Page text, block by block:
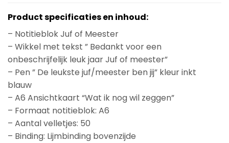
Product specificaties en inhoud:
– Notitieblok Juf of Meester
– Wikkel met tekst ” Bedankt voor een
onbeschrijfelijk leuk jaar Juf of meester”
– Pen ” De leukste juf/meester ben jij” kleur inkt
blauw
– A6 Ansichtkaart “Wat ik nog wil zeggen”
– Formaat notitieblok: A6
– Aantal velletjes: 50
– Binding: Lijmbinding bovenzijde